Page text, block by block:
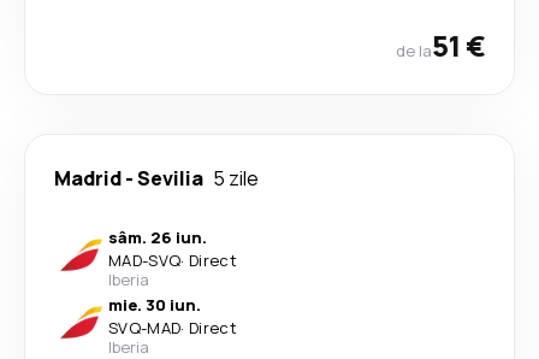
de la51 €
Madrid-Sevilia 5 zile
sâm. 26 iun.
MAD-SVQ· Direct
Iberia
mie. 30 iun.
SVQ-MAD· Direct
Iberia